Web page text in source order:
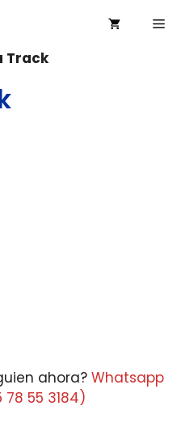
Track
ahora? Whatsapp
78 55 3184)